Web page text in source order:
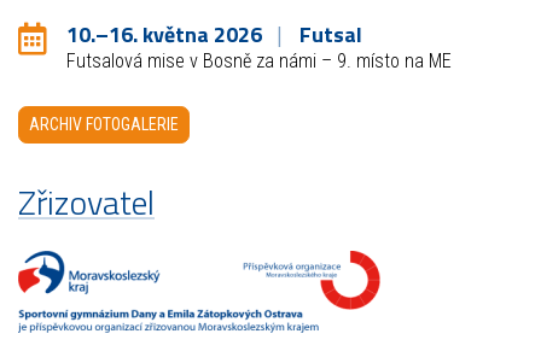
10.–16. května 2026 Futsal
Futsalová mise v Bosně za námi – 9. místo na ME
ARCHIV FOTOGALERIE
Zřizovatel